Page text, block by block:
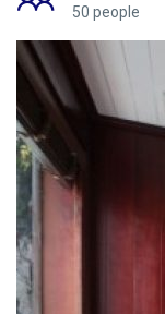
50 people